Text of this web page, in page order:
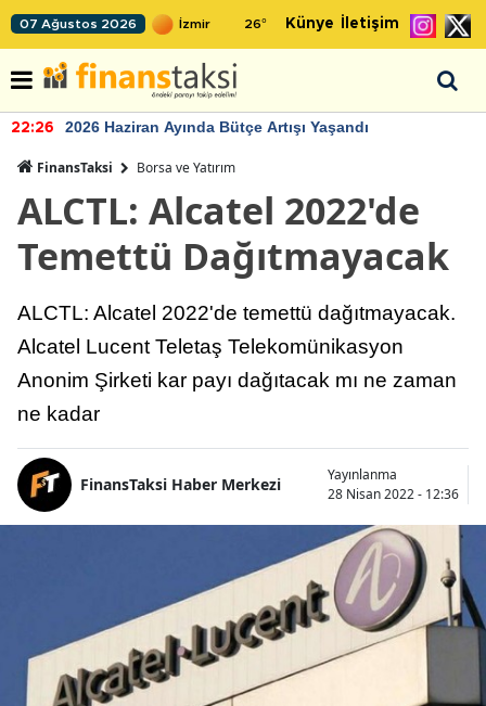
07 Ağustos 2026 26° Künye İletişim
22:26 2026 Haziran Ayında Bütçe Artışı Yaşandı
FinansTaksi Borsa ve Yatırım
ALCTL: Alcatel 2022'de
Temettü Dağıtmayacak
ALCTL: Alcatel 2022'de temettü dağıtmayacak.
Alcatel Lucent Teletaş Telekomünikasyon
Anonim Şirketi kar payı dağıtacak mı ne zaman
ne kadar
FinansTaksi Haber Merkezi
Yayınlanma
28 Nisan 2022 - 12:36